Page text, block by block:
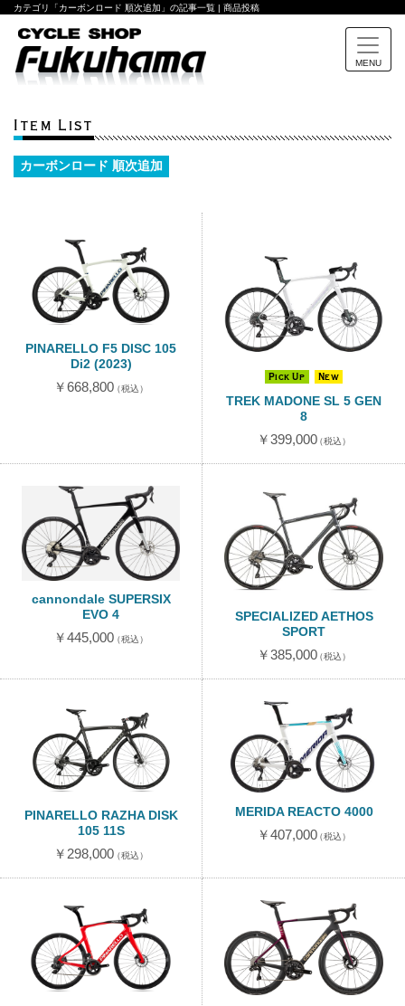
カテゴリ「カーボンロード 順次追加」の記事一覧 | 商品投稿
MENU
Item List
カーボンロード 順次追加
PINARELLO F5 DISC 105
Di2 (2023)
￥668,800（税込）
Pick Up New
TREK MADONE SL 5 GEN
8
￥399,000（税込）
cannondale SUPERSIX
EVO 4
￥445,000（税込）
SPECIALIZED AETHOS
SPORT
￥385,000（税込）
PINARELLO RAZHA DISK
105 11S
￥298,000（税込）
MERIDA REACTO 4000
￥407,000（税込）